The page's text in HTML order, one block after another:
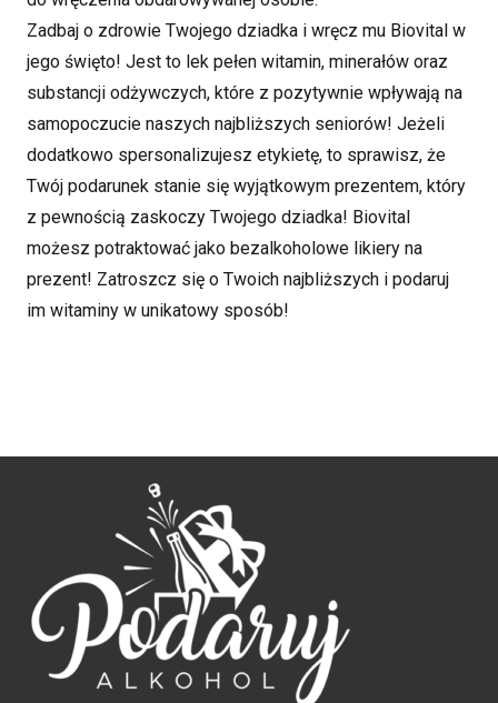
Zadbaj o zdrowie Twojego dziadka i wręcz mu Biovital w
jego święto! Jest to lek pełen witamin, minerałów oraz
substancji odżywczych, które z pozytywnie wpływają na
samopoczucie naszych najbliższych seniorów! Jeżeli
dodatkowo spersonalizujesz etykietę, to sprawisz, że
Twój podarunek stanie się wyjątkowym prezentem, który
z pewnością zaskoczy Twojego dziadka! Biovital
możesz potraktować jako bezalkoholowe likiery na
prezent! Zatroszcz się o Twoich najbliższych i podaruj
im witaminy w unikatowy sposób!